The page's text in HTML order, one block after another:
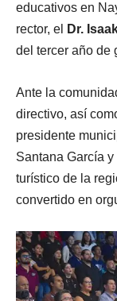
educativos en
rector, el
Dr.
del tercer año de
Ante la
directivo, así
presidente
Santana García
turístico de la
convertido en